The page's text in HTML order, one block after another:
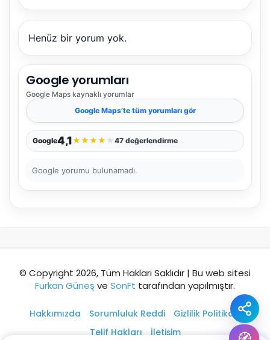
Henüz bir yorum yok.
Google yorumları
Google Maps kaynaklı yorumlar
Google Maps’te tüm yorumları gör
Google4,1★★★★ ★ 47 değerlendirme
Google yorumu bulunamadı.
© Copyright 2026, Tüm Hakları Saklıdır | Bu web sitesi
Furkan Güneş ve SonFt tarafından yapılmıştır.
Hakkımızda Sorumluluk Reddi
Gizlilik Politikası
Telif Hakları
İletişim
NBY Akıllı Asistan
AI kullanmadan, sitedeki gerçek yerlerle akıllı rota
önerir.
Şehir / ilçe
🧭 Rehber ⭐ Popüler
🚶 Yürüyüş
Akıllı rota öner